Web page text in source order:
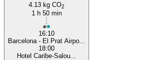
4.13 kg CO2
1 h 50 min
16:10
Barcelona - El Prat Airpo...
18:00
Hotel Caribe-Salou...